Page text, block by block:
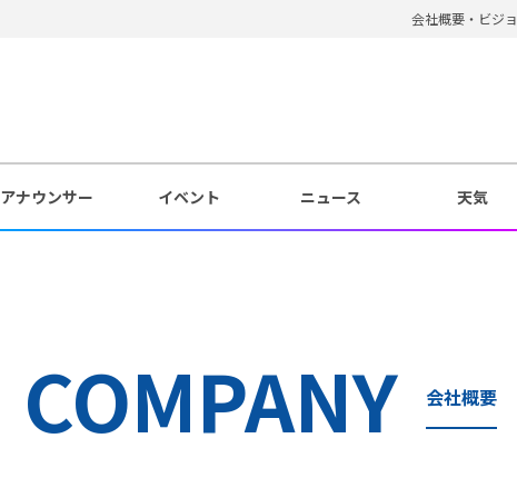
会社概要・ビジ
アナウンサー イベント ニュース 天気
COMPANY 会社概要